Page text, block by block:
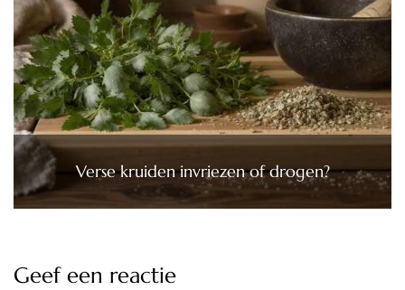
Verse kruiden invriezen of drogen?
Geef een reactie